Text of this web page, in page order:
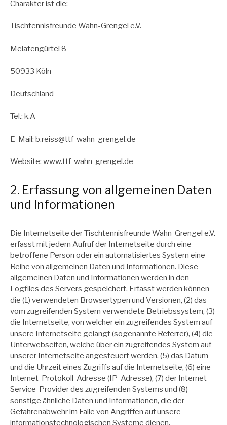
Charakter ist die:
Tischtennisfreunde Wahn-Grengel e.V.
Melatengürtel 8
50933 Köln
Deutschland
Tel.: k.A
E-Mail: b.reiss@ttf-wahn-grengel.de
Website: www.ttf-wahn-grengel.de
2. Erfassung von allgemeinen Daten
und Informationen
Die Internetseite der Tischtennisfreunde Wahn-Grengel e.V.
erfasst mit jedem Aufruf der Internetseite durch eine
betroffene Person oder ein automatisiertes System eine
Reihe von allgemeinen Daten und Informationen. Diese
allgemeinen Daten und Informationen werden in den
Logfiles des Servers gespeichert. Erfasst werden können
die (1) verwendeten Browsertypen und Versionen, (2) das
vom zugreifenden System verwendete Betriebssystem, (3)
die Internetseite, von welcher ein zugreifendes System auf
unsere Internetseite gelangt (sogenannte Referrer), (4) die
Unterwebseiten, welche über ein zugreifendes System auf
unserer Internetseite angesteuert werden, (5) das Datum
und die Uhrzeit eines Zugriffs auf die Internetseite, (6) eine
Internet-Protokoll-Adresse (IP-Adresse), (7) der Internet-
Service-Provider des zugreifenden Systems und (8)
sonstige ähnliche Daten und Informationen, die der
Gefahrenabwehr im Falle von Angriffen auf unsere
informationstechnologischen Systeme dienen.